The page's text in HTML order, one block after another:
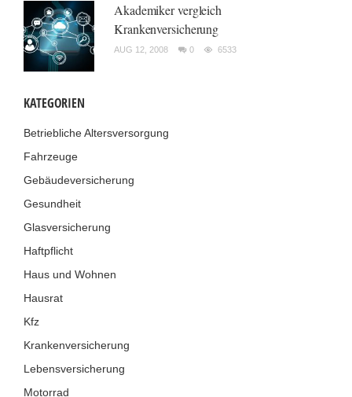
Akademiker vergleich
Krankenversicherung
AUG 12, 2008 0 6533
KATEGORIEN
Betriebliche Altersversorgung
Fahrzeuge
Gebäudeversicherung
Gesundheit
Glasversicherung
Haftpflicht
Haus und Wohnen
Hausrat
Kfz
Krankenversicherung
Lebensversicherung
Motorrad